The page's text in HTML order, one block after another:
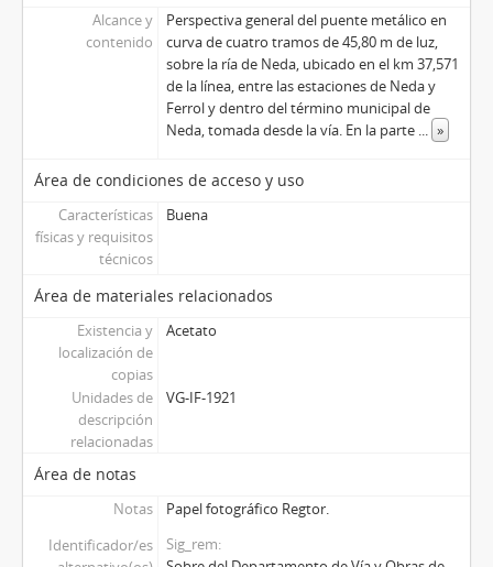
Alcance y
contenido
Perspectiva general del puente metálico en
curva de cuatro tramos de 45,80 m de luz,
sobre la ría de Neda, ubicado en el km 37,571
de la línea, entre las estaciones de Neda y
Ferrol y dentro del término municipal de
Neda, tomada desde la vía. En la parte ... »
Área de condiciones de acceso y uso
Características
físicas y requisitos
técnicos
Buena
Área de materiales relacionados
Existencia y
localización de
copias
Acetato
Unidades de
descripción
relacionadas
VG-IF-1921
Área de notas
Notas
Papel fotográfico Regtor.
Identificador/es
Sig_rem